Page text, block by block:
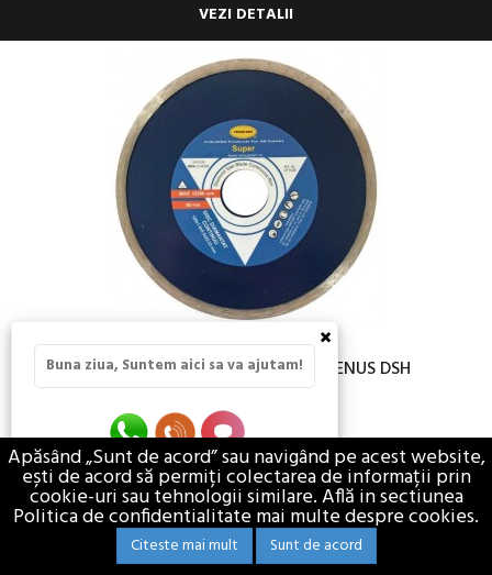
VEZI DETALII
DISC DIAMANTAT CONTINUUU VENUS DSH
pret de la 14,74 lei
TVA Inclus
SCULE SI UNELTE ACCESORII SCULE ELECTRICE SI CONSUMABILE
Apăsând „Sunt de acord” sau navigând pe acest website,
ești de acord să permiți colectarea de informații prin
cookie-uri sau tehnologii similare. Află in sectiunea
Politica de confidentialitate mai multe despre cookies.
Citeste mai mult Sunt de acord
×
Buna ziua, Suntem aici sa va ajutam!